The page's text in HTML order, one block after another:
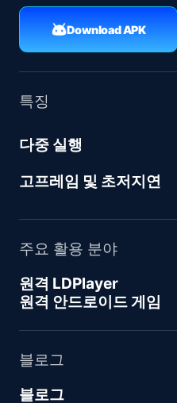
Download APK
특징
다중 실행
고프레임 및 초저지연
주요 활용 분야
원격 LDPlayer
원격 안드로이드 게임
블로그
블로그